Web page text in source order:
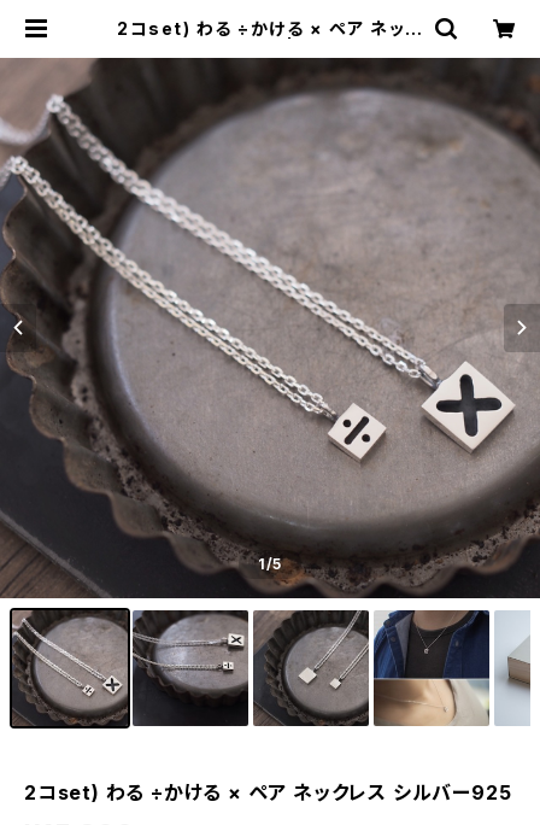
2コset) わる ÷かける × ペア ネック
1/5
2コset) わる ÷かける × ペア ネックレス シルバー925